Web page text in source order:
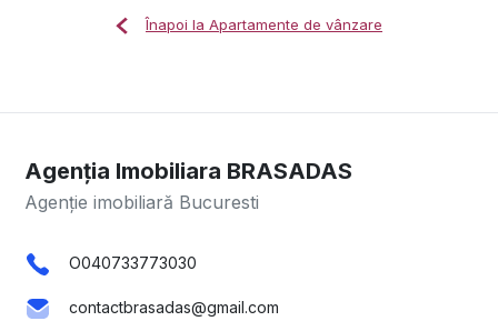
Înapoi la Apartamente de vânzare
Agenția Imobiliara BRASADAS
Agenție imobiliară Bucuresti
O040733773030
contactbrasadas@gmail.com